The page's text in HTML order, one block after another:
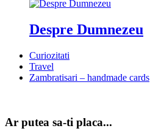
Despre Dumnezeu
Curiozitati
Travel
Zambratisari – handmade cards
Ar putea sa-ti placa...